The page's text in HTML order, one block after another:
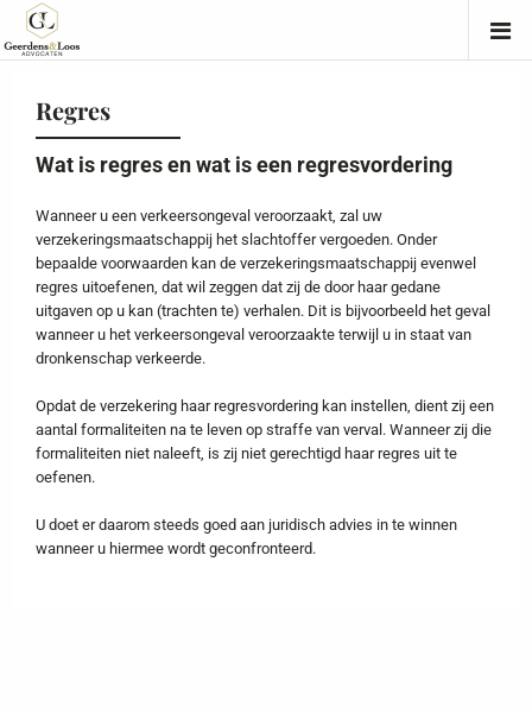
Regres
Wat is regres en wat is een regresvordering
Wanneer u een verkeersongeval veroorzaakt, zal uw
verzekeringsmaatschappij het slachtoffer vergoeden. Onder
bepaalde voorwaarden kan de verzekeringsmaatschappij evenwel
regres uitoefenen, dat wil zeggen dat zij de door haar gedane
uitgaven op u kan (trachten te) verhalen. Dit is bijvoorbeeld het geval
wanneer u het verkeersongeval veroorzaakte terwijl u in staat van
dronkenschap verkeerde.
Opdat de verzekering haar regresvordering kan instellen, dient zij een
aantal formaliteiten na te leven op straffe van verval. Wanneer zij die
formaliteiten niet naleeft, is zij niet gerechtigd haar regres uit te
oefenen.
U doet er daarom steeds goed aan juridisch advies in te winnen
wanneer u hiermee wordt geconfronteerd.